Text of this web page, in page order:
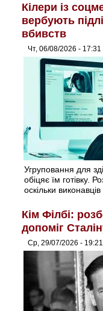
Кілери із
вербують
вбивств
Чт, 06/08/2026 - 17:31
Угруповання для
обіцяє їм готівку.
оскільки
Кім Філбі:
допоміг
Ср, 29/07/2026 - 19:21